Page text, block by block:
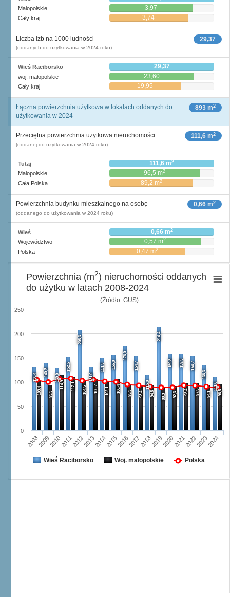
Małopolskie 3,97
Cały kraj 3,74
29,37
Liczba izb na 1000 ludności
(oddanych do użytkowania w 2024 roku)
Wieś Raciborsko 29,37
woj. małopolskie 23,60
Cały kraj 19,95
893 m2
Łączna powierzchnia użytkowa w lokalach oddanych do
użytkowania w 2024
111,6 m2
Przeciętna powierzchnia użytkowa nieruchomości
(oddanej do użytkowania w 2024 roku)
Tutaj 111,6 m2
Małopolskie 96,5 m2
Cała Polska 89,2 m2
0,66 m2
Powierzchnia budynku mieszkalnego na osobę
(oddanego do użytkowania w 2024 roku)
Wieś 0,66 m2
Województwo 0,57 m2
Polska 0,47 m2
(Źródło: GUS)
130,4 140,3
130,0
152,5
208,3
131,0
151,5 156,0
176,0
154,7
115,0
214,4
159,8 159,5
154,7
136,3
111,6
103,4 93,3
114,9 112,1 104,5 106,7 102,1 106,4 95,3 93,4 94,5 88,3 92,3 98,4 97,5 94,1 96,5
20082009201020112012201320142015201620172018201920202021202220232024
0
50
100
150
200
250
Powierzchnia (m2) nieruchomości oddanych
do użytku w latach 2008-2024
Wieś Raciborsko Woj. małopolskie Polska